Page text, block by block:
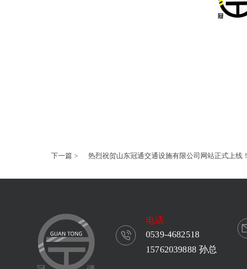
下一篇 > 热烈祝贺山东冠通交通设施有限公司网站正式上线！
电话
0539-4682518
15762039888 孙总